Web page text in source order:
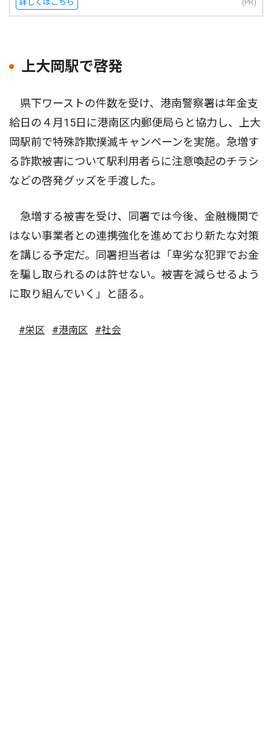
詳しくはこちら (PR)
上大岡駅で啓発
県下ワーストの件数を受け、港南警察署は年金支
給日の４月15日に港南区内郵便局らと協力し、上大
岡駅前で特殊詐欺撲滅キャンペーンを実施。急増す
る詐欺被害について駅利用者らに注意喚起のチラシ
などの啓発グッズを手渡した。
急増する被害を受け、同署では今後、金融機関で
はない事業者との連携強化を進めており新たな対策
を講じる予定だ。同署担当者は「卑劣な犯罪でお金
を騙し取られるのは許せない。被害を減らせるよう
に取り組んでいく」と語る。
#栄区 #港南区 #社会